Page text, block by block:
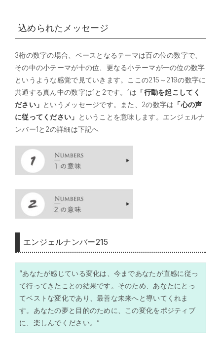
込められたメッセージ
3桁の数字の場合、ベースとなるテーマは百の位の数字で、
その中の小テーマが十の位、更なる小テーマが一の位の数字
というような感覚で見ていきます。ここの215～219の数字に
共通する真ん中の数字は1と2です。1は 「行動を起こしてく
ださい」 というメッセージです。また、2の数字は 「心の声
に従ってください」 ということを意味します。エンジェルナ
ンバー1と2の詳細は下記へ
エンジェルナンバー215
“あなたが感じている変化は、今まであなたが直感に従っ
て行ってきたことの結果です。そのため、あなたにとっ
てベストな変化であり、最善な未来へと導いてくれま
す。あなたの夢と目的のために、この変化をポジティブ
に、楽しんでください。”